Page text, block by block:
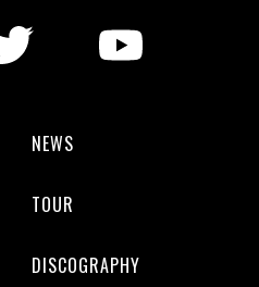
NEWS
TOUR
DISCOGRAPHY